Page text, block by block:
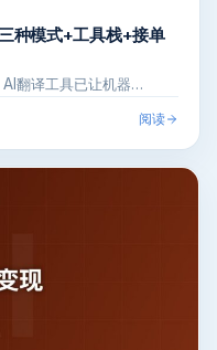
种模式+工具栈+接单
翻译工具已让机器…
阅读